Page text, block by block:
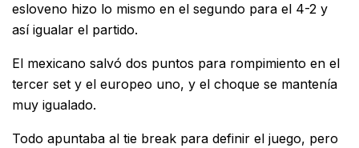
esloveno hizo lo mismo en el segundo para el 4-2 y
así igualar el partido.
El mexicano salvó dos puntos para rompimiento en el
tercer set y el europeo uno, y el choque se mantenía
muy igualado.
Todo apuntaba al tie break para definir el juego, pero